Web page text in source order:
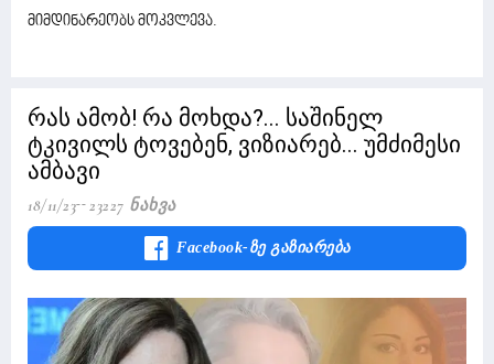
მიმდინარეობს მოკვლევა.
რას ამობ! რა მოხდა?... საშინელ
ტკივილს ტოვებენ, ვიზიარებ... უმძიმესი
ამბავი
18/11/23 23227 Ნახვა
Facebook-Ზე Გაზიარება